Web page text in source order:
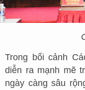
Trong bối cảnh
diễn ra mạnh mẽ
ngày càng sâu